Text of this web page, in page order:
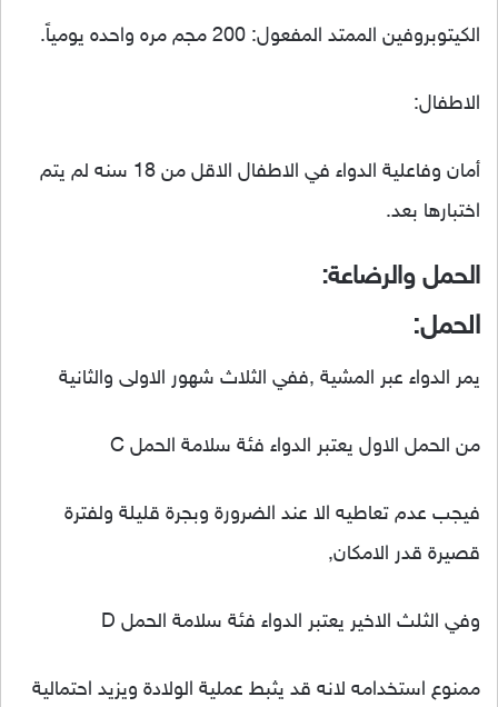
الكيتوبروفين الممتد المفعول: 200 مجم مره واحده يومياً.
الاطفال:
أمان وفاعلية الدواء في الاطفال الاقل من 18 سنه لم يتم
اختبارها بعد.
الحمل والرضاعة:
الحمل:
يمر الدواء عبر المشية ,ففي الثلاث شهور الاولى والثانية
من الحمل الاول يعتبر الدواء فئة سلامة الحمل C
فيجب عدم تعاطيه الا عند الضرورة وبجرة قليلة ولفترة
قصيرة قدر الامكان,
وفي الثلث الاخير يعتبر الدواء فئة سلامة الحمل D
ممنوع استخدامه لانه قد يثبط عملية الولادة ويزيد احتمالية